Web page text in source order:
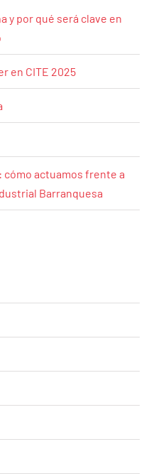
y por qué será clave en
en CITE 2025
cómo actuamos frente a
Barranquesa